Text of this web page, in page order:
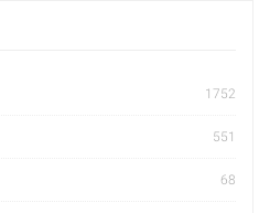
1752
551
68